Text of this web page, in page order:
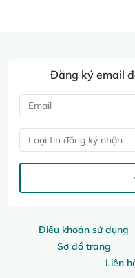
Điều khoản sử dụng
Sơ đồ trang
Liên
Đăng ký email
Loại tin đăng ký nhận